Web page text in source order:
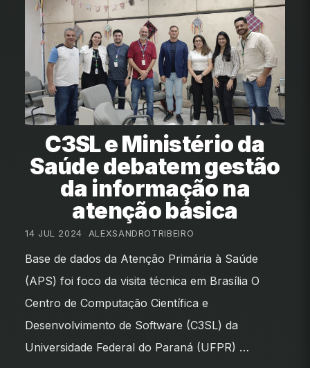
C3SL e Ministério da
Saúde debatem gestão
da informação na
atenção básica
14 JUL 2024 ALEXSANDROTRIBEIRO
Base de dados da Atenção Primária à Saúde
(APS) foi foco da visita técnica em Brasília O
Centro de Computação Científica e
Desenvolvimento de Software (C3SL) da
Universidade Federal do Paraná (UFPR) …